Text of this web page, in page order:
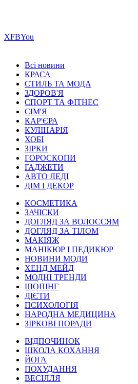
ХFBYou
Всі новини
КРАСА
СТИЛЬ ТА МОДА
ЗДОРОВ'Я
СПОРТ ТА ФІТНЕС
СІМ'Я
КАР'ЄРА
КУЛІНАРІЯ
ХОБІ
ЗІРКИ
ГОРОСКОПИ
ГАДЖЕТИ
АВТО ЛЕДІ
ДІМ І ДЕКОР
КОСМЕТИКА
ЗАЧІСКИ
ДОГЛЯД ЗА ВОЛОССЯМ
ДОГЛЯД ЗА ТІЛОМ
МАКІЯЖ
МАНІКЮР І ПЕДИКЮР
НОВИНИ МОДИ
ХЕНД МЕЙД
МОДНІ ТРЕНДИ
ШОПІНГ
ДІЄТИ
ПСИХОЛОГІЯ
НАРОДНА МЕДИЦИНА
ЗІРКОВІ ПОРАДИ
ВІДПОЧИНОК
ШКОЛА КОХАННЯ
ЙОГА
ПОХУДАННЯ
ВЕСІЛЛЯ